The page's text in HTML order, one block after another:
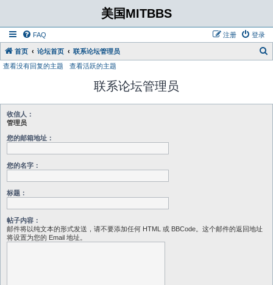
美国MITBBS
FAQ 登录
注册
首页 论坛首页 联系论坛管理员
查看没有回复的主题 查看活跃的主题
联系论坛管理员
收信人：
管理员
您的邮箱地址：
您的名字：
标题：
帖子内容：
邮件将以纯文本的形式发送，请不要添加任何 HTML 或 BBCode。这个邮件的返回地址
将设置为您的 Email 地址。